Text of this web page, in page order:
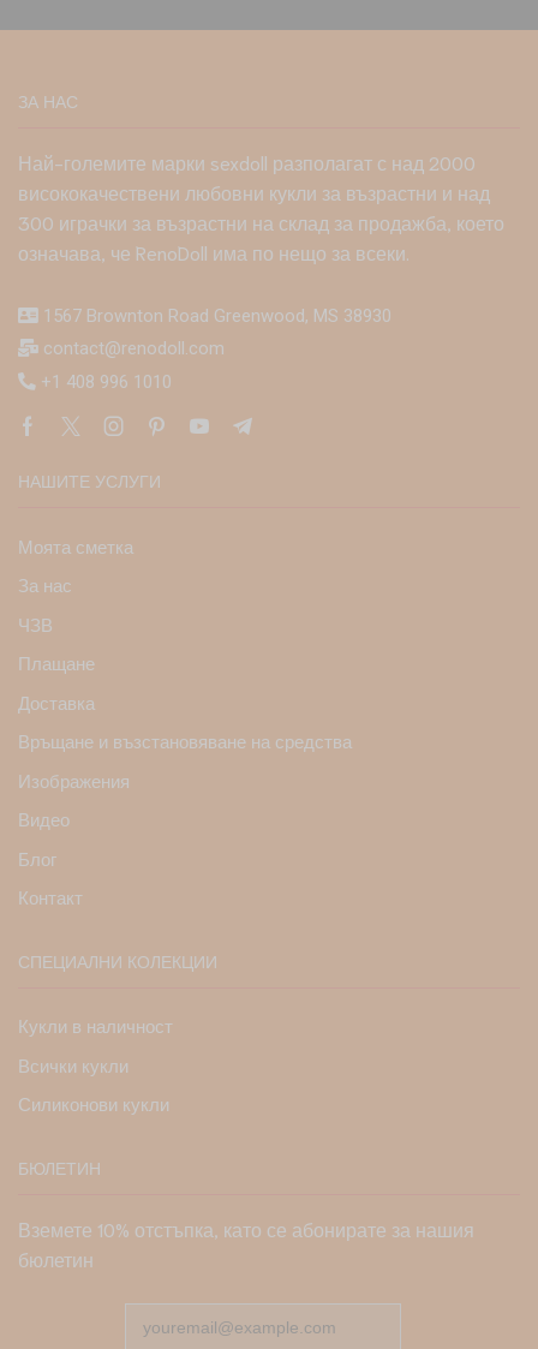
ЗА НАС
Най-големите марки sexdoll разполагат с над 2000
висококачествени любовни кукли за възрастни и над
300 играчки за възрастни на склад за продажба, което
означава, че RenoDoll има по нещо за всеки.
1567 Brownton Road Greenwood, MS 38930
contact@renodoll.com
+1 408 996 1010
НАШИТЕ УСЛУГИ
Моята сметка
За нас
ЧЗВ
Плащане
Доставка
Връщане и възстановяване на средства
Изображения
Видео
Блог
Контакт
СПЕЦИАЛНИ КОЛЕКЦИИ
Кукли в наличност
Всички кукли
Силиконови кукли
БЮЛЕТИН
Вземете 10% отстъпка, като се абонирате за нашия
бюлетин